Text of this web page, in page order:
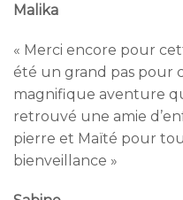
Malika
« Merci encore pour
été un grand pas pour
magnifique aventure
retrouvé une amie
pierre et Maïté pour
bienveillance »